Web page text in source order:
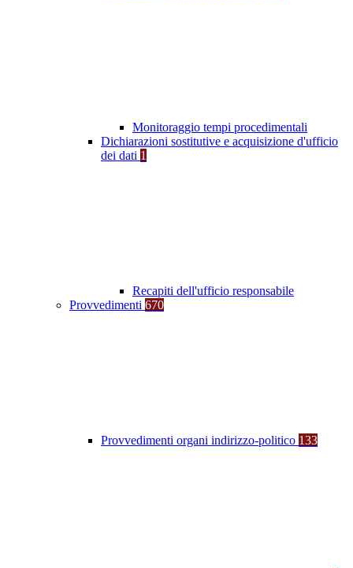
Monitoraggio tempi procedimentali
Dichiarazioni sostitutive e acquisizione d'ufficio
dei dati 1
Recapiti dell'ufficio responsabile
Provvedimenti 670
Provvedimenti organi indirizzo-politico 133